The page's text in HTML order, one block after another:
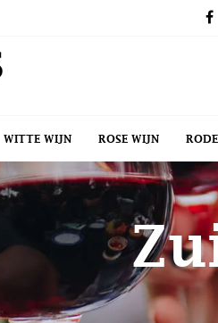
WITTE WIJN ROSE WIJN